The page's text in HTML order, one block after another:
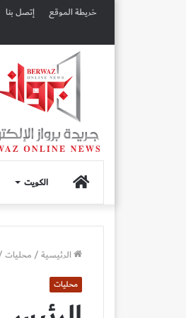
خريطة الموقع إتصل بنا
الصفحة
الرئيسية
الكويت
الرئيسية/محليات
محليات